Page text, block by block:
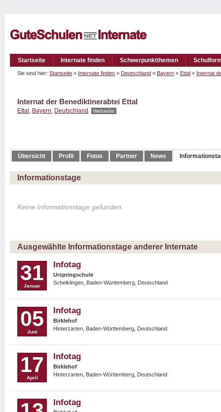
Startseite Internate finden Schwerpunktthemen
Sie sind hier: Startseite » Internate finden » Deutschland » Bayern » Ettal » Internat
Internat der Benediktinerabtei Ettal
Ettal , Bayern, Deutschland Webseite
Übersicht Profil Fotos Partner News
Informationstage
Keine Informationstage gefunden.
Ausgewählte Informationstage anderer Internate
31
Januar
Infotag
Urspringschule
Schelklingen, Baden-Württemberg, Deutschland
05
Juni
Infotag
Birklehof
Hinterzarten, Baden-Württemberg, Deutschland
17
April
Infotag
Birklehof
Hinterzarten, Baden-Württemberg, Deutschland
Infotag